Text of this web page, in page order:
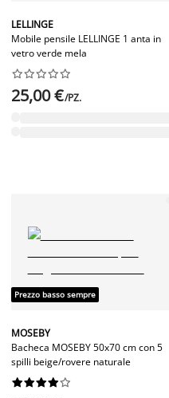
LELLINGE
Mobile pensile LELLINGE 1 anta in
vetro verde mela






25,00 €/PZ.
Prezzo basso sempre
MOSEBY
Bacheca MOSEBY 50x70 cm con 5
spilli beige/rovere naturale





